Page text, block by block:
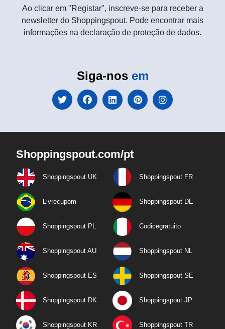
Ao clicar em "Registar", inscreve-se para receber a
newsletter do Shoppingspout. Pode encontrar mais
informações na declaração de proteção de dados.
Siga-nos em
Shoppingspout.com/pt
Shoppingspout UK Shoppingspout FR
Livrecupom Shoppingspout DE
Shoppingspout PL Codicegratuito
Shoppingspout AU Shoppingspout NL
Shoppingspout ES Shoppingspout SE
Shoppingspout DK Shoppingspout JP
Shoppingspout KR Shoppingspout TR